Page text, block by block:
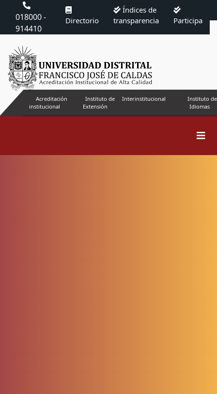
018000 -
914410
Directorio
Índices de
transparencia
Participa
Acreditación
institucional
Instituto de
Extensión
Interinstitucional
Instituto de
Idiomas